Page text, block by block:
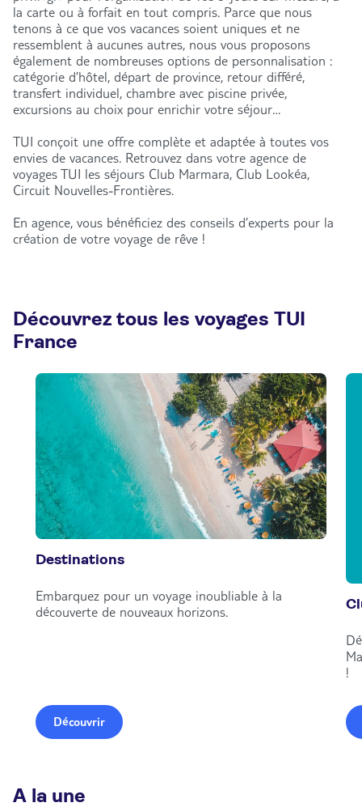
la carte ou à forfait en tout compris. Parce que nous
tenons à ce que vos vacances soient uniques et ne
ressemblent à aucunes autres, nous vous proposons
également de nombreuses options de personnalisation :
catégorie d’hôtel, départ de province, retour différé,
transfert individuel, chambre avec piscine privée,
excursions au choix pour enrichir votre séjour…
TUI conçoit une offre complète et adaptée à toutes vos
envies de vacances. Retrouvez dans votre agence de
voyages TUI les séjours Club Marmara, Club Lookéa,
Circuit Nouvelles-Frontières.
En agence, vous bénéficiez des conseils d’experts pour la
création de votre voyage de rêve !
Découvrez tous les voyages TUI
France
Destinations
Embarquez pour un voyage inoubliable à la
découverte de nouveaux horizons.
Découvrir
!
A la une